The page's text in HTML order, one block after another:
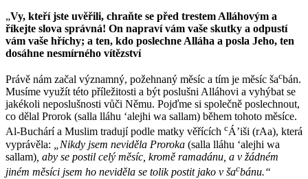
„Vy, kteří jste uvěřili, chraňte se před trestem Alláhovým a
říkejte slova správná! On napraví vám vaše skutky a odpustí
vám vaše hříchy; a ten, kdo poslechne Alláha a posla Jeho, ten
dosáhne nesmírného vítězství
Právě nám začal významný, požehnaný měsíc a tím je měsíc šacbán.
Musíme využít této příležitosti a být poslušni Alláhovi a vyhýbat se
jakékoli neposlušnosti vůči Němu. Pojďme si společně poslechnout,
co dělal Prorok (salla lláhu ʻalejhi wa sallam) během tohoto měsíce.
Al-Buchárí a Muslim tradují podle matky věřících cÁ’iši (rAa), která
vyprávěla:
„Nikdy jsem neviděla Proroka (salla lláhu ʻalejhi wa
sallam) , aby se postil celý měsíc, kromě ramadánu, a v žádném
jiném měsíci jsem ho neviděla se tolik postit jako v šacbánu.“